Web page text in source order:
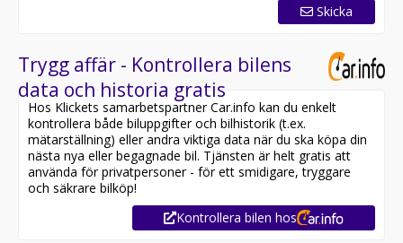
Skicka
Trygg affär - Kontrollera bilens
data och historia gratis
Hos Klickets samarbetspartner Car.info kan du enkelt
kontrollera både biluppgifter och bilhistorik (t.ex.
mätarställning) eller andra viktiga data när du ska köpa din
nästa nya eller begagnade bil. Tjänsten är helt gratis att
använda för privatpersoner - för ett smidigare, tryggare
och säkrare bilköp!
Kontrollera bilen hos